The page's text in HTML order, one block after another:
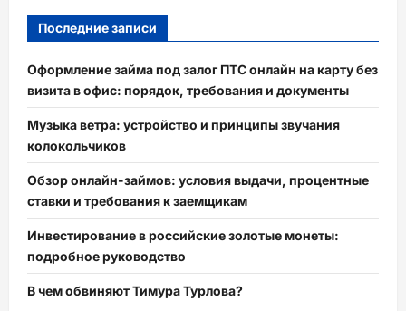
Последние записи
Оформление займа под залог ПТС онлайн на карту без
визита в офис: порядок, требования и документы
Музыка ветра: устройство и принципы звучания
колокольчиков
Обзор онлайн-займов: условия выдачи, процентные
ставки и требования к заемщикам
Инвестирование в российские золотые монеты:
подробное руководство
В чем обвиняют Тимура Турлова?